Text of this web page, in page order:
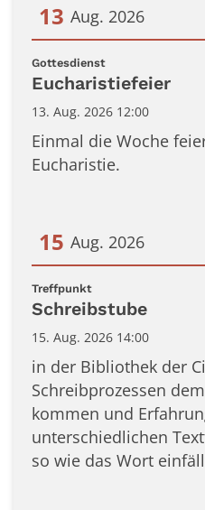
13 Aug. 2026
Datum: 13. August 2026
Gottesdienst:
Eucharistiefeier
13. Aug. 2026 12:00
Einmal die Woche
Eucharistie.
15 Aug. 2026
Datum: 15. August 2026
Treffpunkt:
Schreibstube
15. Aug. 2026 14:00
in der Bibliothek der
Schreibprozessen
kommen und
unterschiedlichen
so wie das Wort